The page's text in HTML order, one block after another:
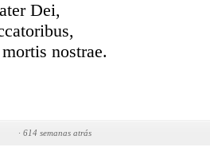
Dei,
nostrae.
· 614 semanas atrás